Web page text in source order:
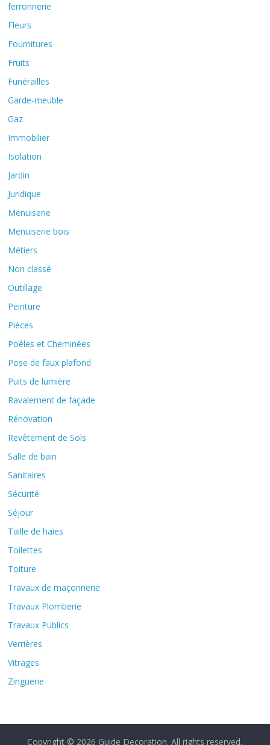
ferronnerie
Fleurs
Fournitures
Fruits
Funérailles
Garde-meuble
Gaz
Immobilier
Isolation
Jardin
Juridique
Menuiserie
Menuiserie bois
Métiers
Non classé
Outillage
Peinture
Pièces
Poêles et Cheminées
Pose de faux plafond
Puits de lumière
Ravalement de façade
Rénovation
Revêtement de Sols
Salle de bain
Sanitaires
Sécurité
Séjour
Taille de haies
Toilettes
Toiture
Travaux de maçonnerie
Travaux Plomberie
Travaux Publics
Verrières
Vitrages
Zinguerie
Copyright © 2026 Guide Decoration. All rights reserved.